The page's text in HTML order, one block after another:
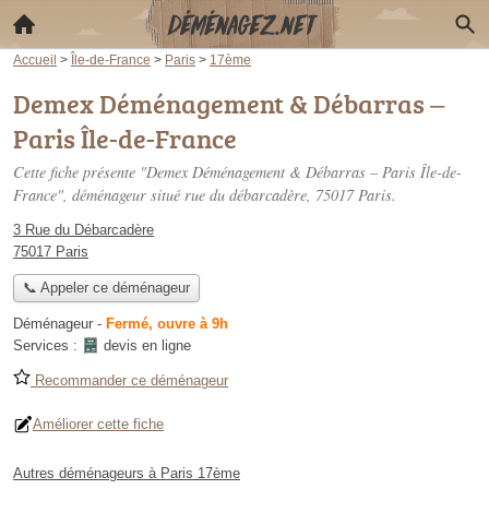
Accueil > Île-de-France > Paris > 17ème
Demex Déménagement & Débarras –
Paris Île-de-France
Cette fiche présente "Demex Déménagement & Débarras – Paris Île-de-
France", déménageur situé rue du débarcadère, 75017 Paris.
3 Rue du Débarcadère
75017 Paris
📞 Appeler ce déménageur
Déménageur - Fermé, ouvre à 9h
Services :
devis en ligne
Recommander ce déménageur
Améliorer cette fiche
Autres déménageurs à Paris 17ème